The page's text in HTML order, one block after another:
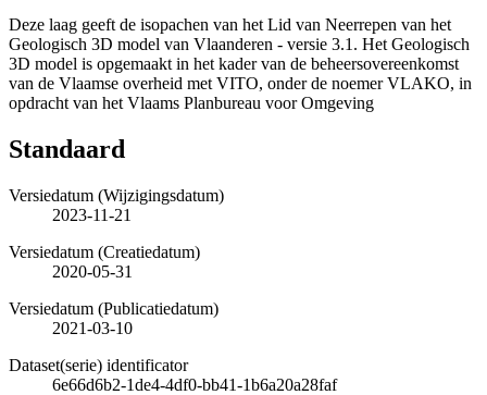
Deze laag geeft de isopachen van het Lid van Neerrepen van het
Geologisch 3D model van Vlaanderen - versie 3.1. Het Geologisch
3D model is opgemaakt in het kader van de beheersovereenkomst
van de Vlaamse overheid met VITO, onder de noemer VLAKO, in
opdracht van het Vlaams Planbureau voor Omgeving
Standaard
Versiedatum (Wijzigingsdatum)
2023-11-21
Versiedatum (Creatiedatum)
2020-05-31
Versiedatum (Publicatiedatum)
2021-03-10
Dataset(serie) identificator
6e66d6b2-1de4-4df0-bb41-1b6a20a28faf